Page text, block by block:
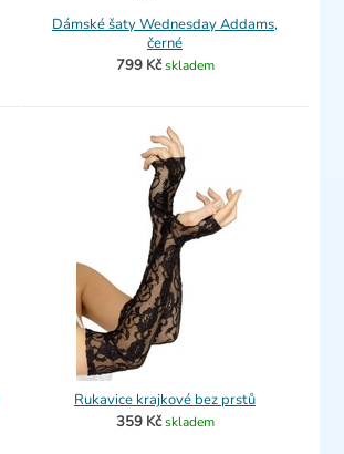
Dámské šaty Wednesday Addams,
černé
799 Kč skladem
Rukavice krajkové bez prstů
359 Kč skladem